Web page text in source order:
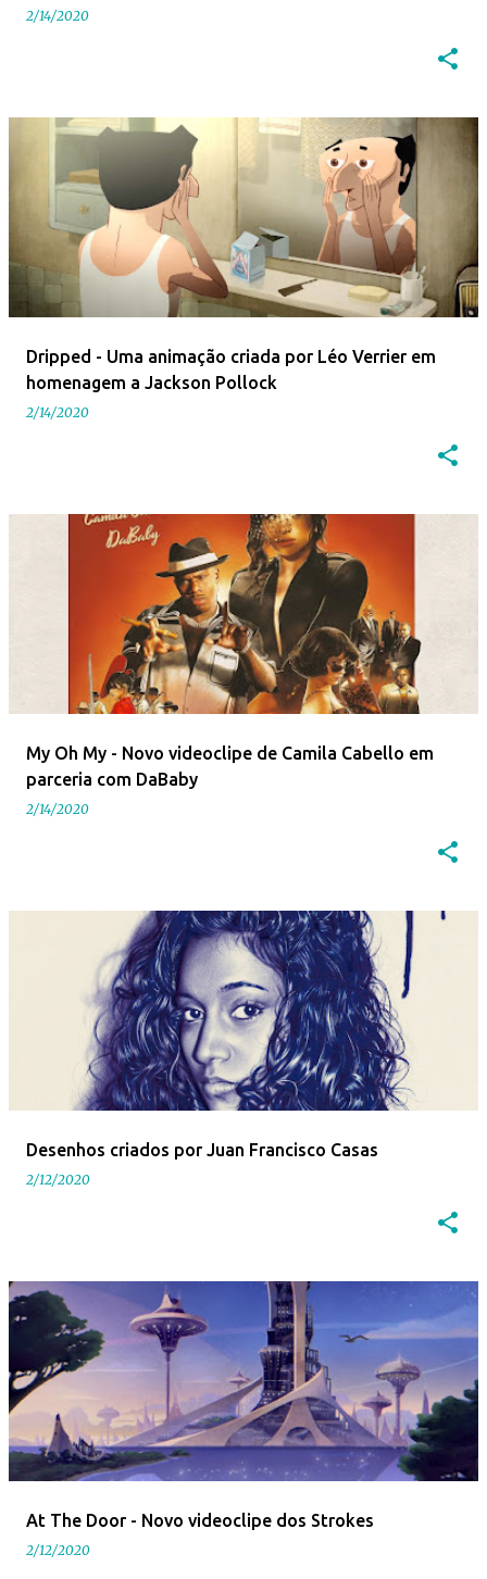
2/14/2020
Dripped - Uma animação criada por Léo Verrier em
homenagem a Jackson Pollock
2/14/2020
My Oh My - Novo videoclipe de Camila Cabello em
parceria com DaBaby
2/14/2020
Desenhos criados por Juan Francisco Casas
2/12/2020
At The Door - Novo videoclipe dos Strokes
2/12/2020